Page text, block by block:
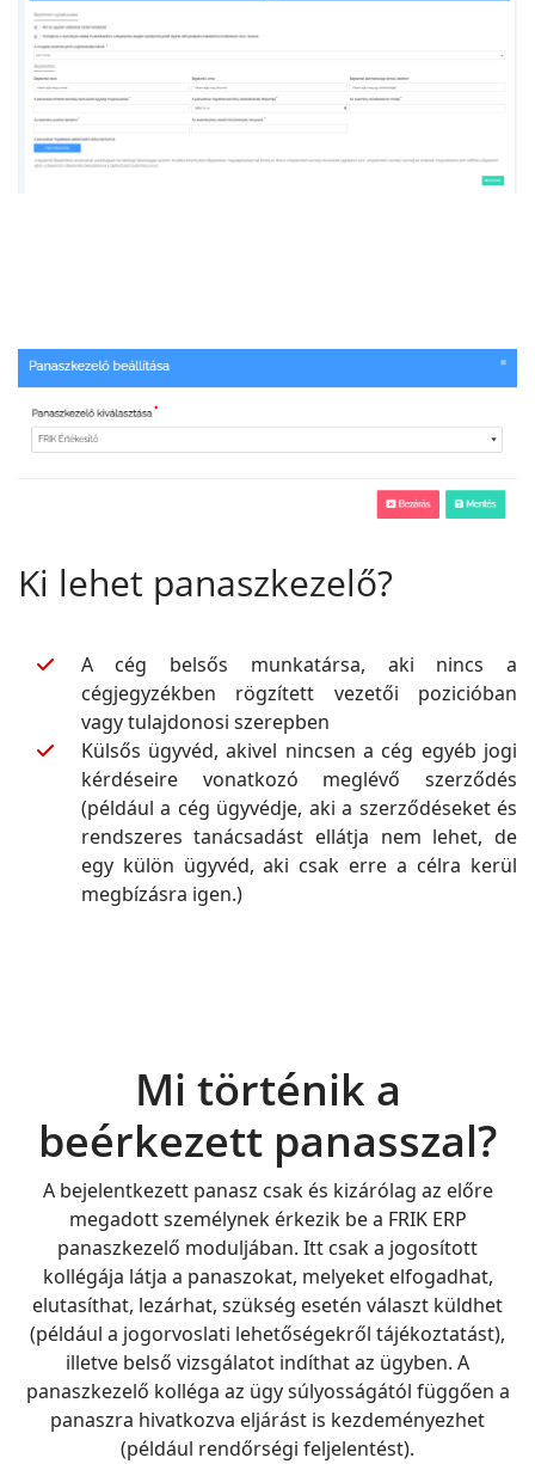
Ki lehet panaszkezelő?
A cég belsős munkatársa, aki nincs a
cégjegyzékben rögzített vezetői pozicióban
vagy tulajdonosi szerepben
Külsős ügyvéd, akivel nincsen a cég egyéb jogi
kérdéseire vonatkozó meglévő szerződés
(például a cég ügyvédje, aki a szerződéseket és
rendszeres tanácsadást ellátja nem lehet, de
egy külön ügyvéd, aki csak erre a célra kerül
megbízásra igen.)
Mi történik a
beérkezett panasszal?
A bejelentkezett panasz csak és kizárólag az előre
megadott személynek érkezik be a FRIK ERP
panaszkezelő moduljában. Itt csak a jogosított
kollégája látja a panaszokat, melyeket elfogadhat,
elutasíthat, lezárhat, szükség esetén választ küldhet
(például a jogorvoslati lehetőségekről tájékoztatást),
illetve belső vizsgálatot indíthat az ügyben. A
panaszkezelő kolléga az ügy súlyosságától függően a
panaszra hivatkozva eljárást is kezdeményezhet
(például rendőrségi feljelentést).